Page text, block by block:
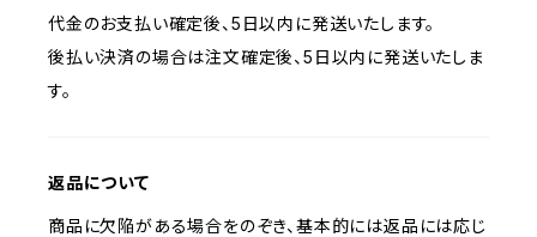
代金のお支払い確定後、5日以内に発送いたします。
後払い決済の場合は注文確定後、5日以内に発送いたしま
す。
返品について
商品に欠陥がある場合をのぞき、基本的には返品には応じ